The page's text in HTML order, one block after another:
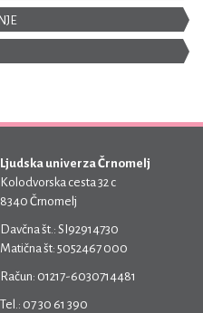
Ljudska univerza Črnomelj
Kolodvorska cesta 32 c
8340 Črnomelj
Davčna št.: SI92914730
Matična št: 5052467 000
Račun: 01217-6030714481
Tel.: 07 30 61 390